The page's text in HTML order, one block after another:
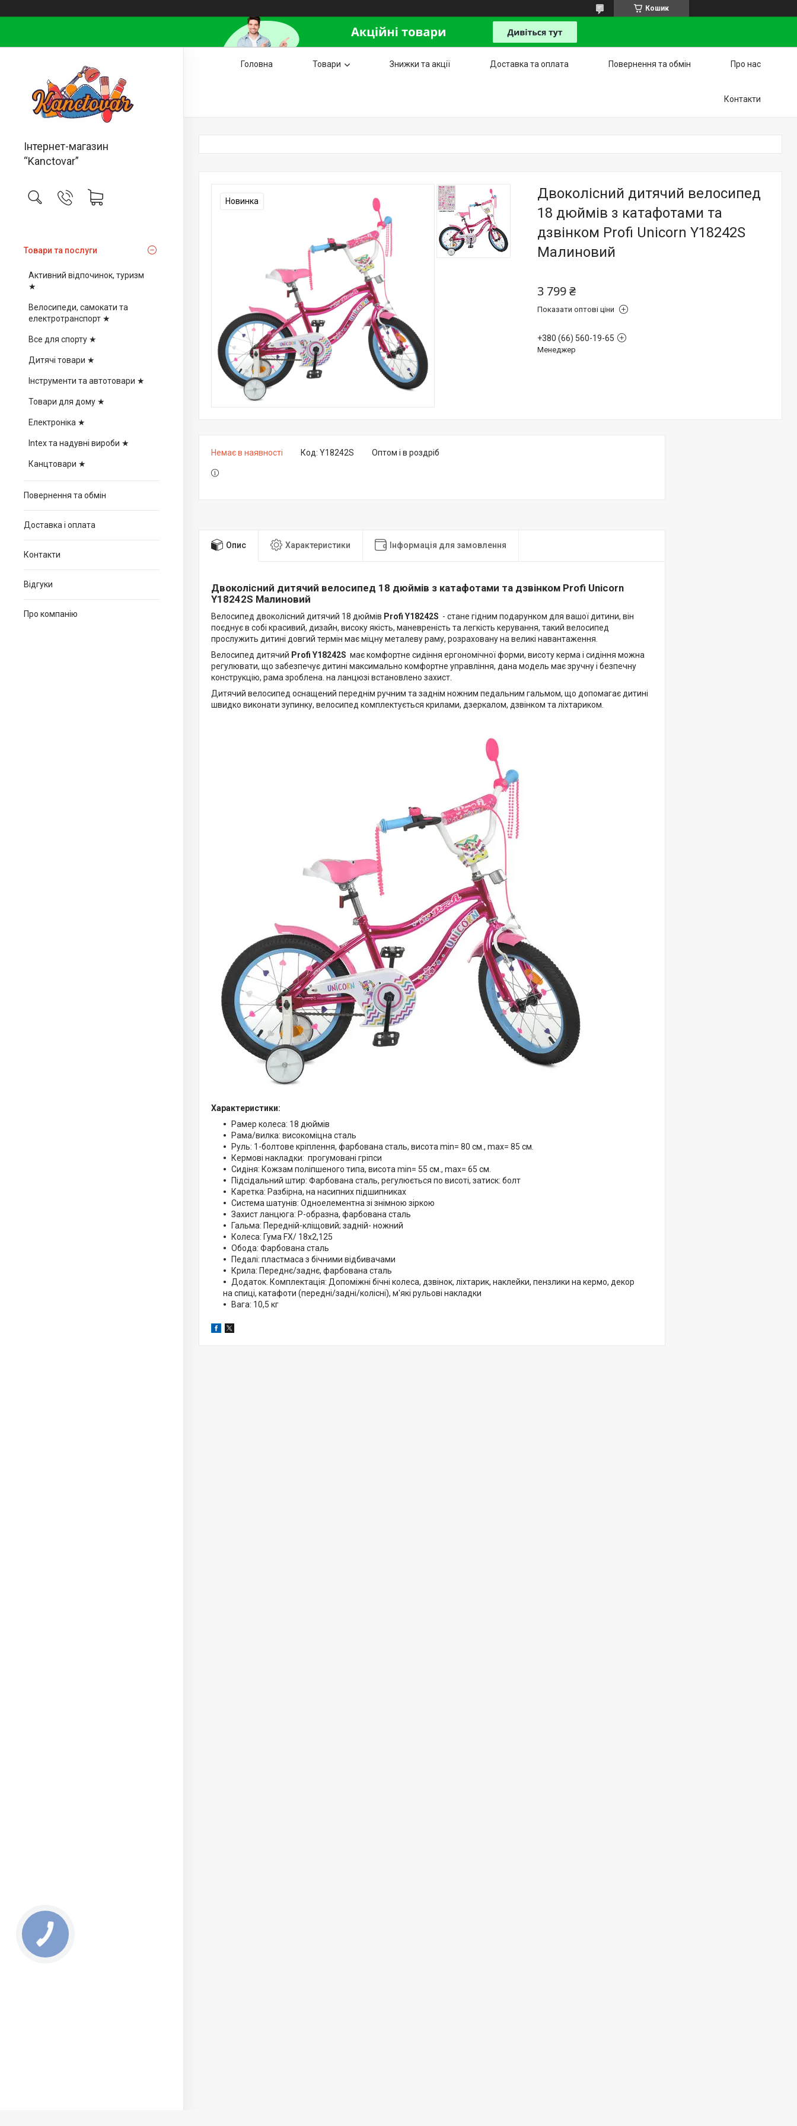
Кошик
Інтернет-магазин
“Kanctovar”
Товари та послуги
Активний відпочинок, туризм
★
Велосипеди, самокати та
електротранспорт ★
Все для спорту ★
Дитячі товари ★
Інструменти та автотовари ★
Товари для дому ★
Електроніка ★
Intex та надувні вироби ★
Канцтовари ★
Повернення та обмін
Доставка і оплата
Контакти
Відгуки
Про компанію
Головна Товари Знижки та акції Доставка та оплата Повернення та обмін Про нас
Контакти
Новинка
Двоколісний дитячий велосипед
18 дюймів з катафотами та
дзвінком Profi Unicorn Y18242S
Малиновий
3 799 ₴
Показати оптові ціни
+380 (66) 560-19-65
Менеджер
Немає в наявності Оптом і в роздріб
Код: Y18242S
Опис Характеристики Інформація для замовлення
Двоколісний дитячий велосипед 18 дюймів з катафотами та дзвінком Profi Unicorn
Y18242S Малиновий
Велосипед двоколісний дитячий 18 дюймів Profi Y18242S - стане гідним подарунком для вашої дитини, він
поєднує в собі красивий, дизайн, високу якість, маневреність та легкість керування, такий велосипед
прослужить дитині довгий термін має міцну металеву раму, розраховану на великі навантаження.
Велосипед дитячий Profi Y18242S має комфортне сидіння ергономічної форми, висоту керма і сидіння можна
регулювати, що забезпечує дитині максимально комфортне управління, дана модель має зручну і безпечну
конструкцію, рама зроблена. на ланцюзі встановлено захист.
Дитячий велосипед оснащений переднім ручним та заднім ножним педальним гальмом, що допомагає дитині
швидко виконати зупинку, велосипед комплектується крилами, дзеркалом, дзвінком та ліхтариком.
Характеристики:
Рамер колеса: 18 дюймів
Рама/вилка: високоміцна сталь
Руль: 1-болтове кріплення, фарбована сталь, висота min= 80 см., max= 85 см.
Кермові накладки: прогумовані гріпси
Сидіня: Кожзам поліпшеного типа, висота min= 55 см., max= 65 см.
Підсідальний штир: Фарбована сталь, регулюється по висоті, затиск: болт
Каретка: Разбірна, на насипних підшипниках
Система шатунів: Одноелементна зі знімною зіркою
Захист ланцюга: Р-образна, фарбована сталь
Гальма: Передній-кліщовий; задній- ножний
Колеса: Гума FX/ 18х2,125
Обода: Фарбована сталь
Педалі: пластмаса з бічними відбивачами
Крила: Переднє/заднє, фарбована сталь
Додаток. Комплектація: Допоміжні бічні колеса, дзвінок, ліхтарик, наклейки, пензлики на кермо, декор
на спиці, катафоти (передні/задні/колісні), м'які рульові накладки
Вага: 10,5 кг